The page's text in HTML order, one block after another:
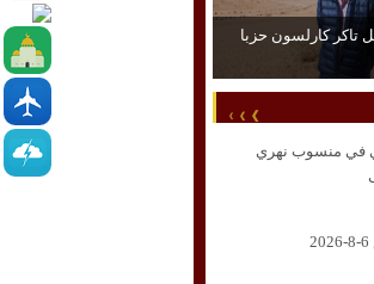
تاكر كارلسون حزبا
في منسوب نهري